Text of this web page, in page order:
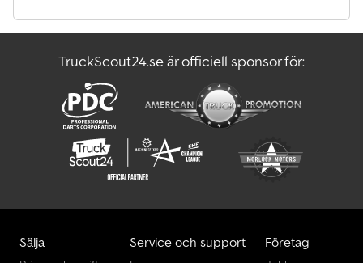
TruckScout24.se är officiell sponsor för:
Sälja Service och support Företag